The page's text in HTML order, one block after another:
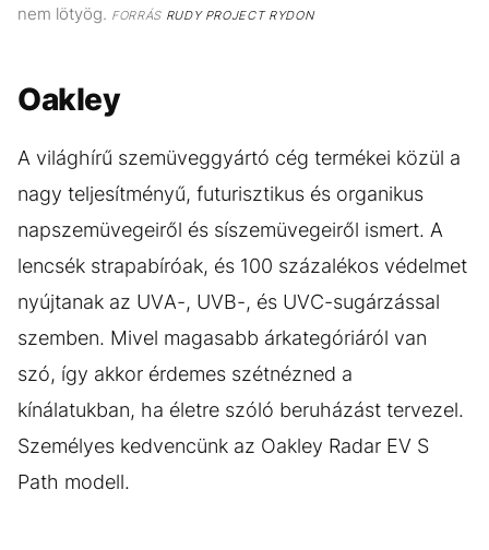
nem lötyög. FORRÁSRUDY PROJECT RYDON
Oakley
A világhírű szemüveggyártó cég termékei közül a
nagy teljesítményű, futurisztikus és organikus
napszemüvegeiről és síszemüvegeiről ismert. A
lencsék strapabíróak, és 100 százalékos védelmet
nyújtanak az UVA-, UVB-, és UVC-sugárzással
szemben. Mivel magasabb árkategóriáról van
szó, így akkor érdemes szétnézned a
kínálatukban, ha életre szóló beruházást tervezel.
Személyes kedvencünk az Oakley Radar EV S
Path modell.